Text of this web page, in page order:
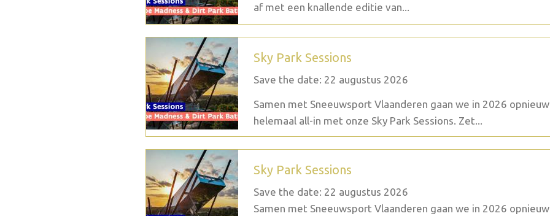
af met een knallende editie van...
Sky Park Sessions
Save the date: 22 augustus 2026
Samen met Sneeuwsport Vlaanderen gaan we in 2026 opnieuw
helemaal all-in met onze Sky Park Sessions. Zet...
Sky Park Sessions
Save the date: 22 augustus 2026
Samen met Sneeuwsport Vlaanderen gaan we in 2026 opnieuw